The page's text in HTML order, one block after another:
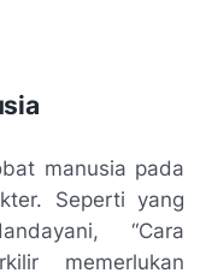
manusia pada
Seperti yang
“Cara
memerlukan